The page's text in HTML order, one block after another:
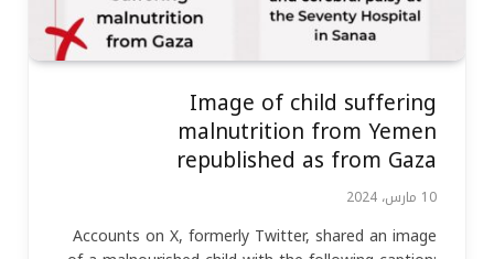
Image of child suffering
malnutrition from Yemen
republished as from Gaza
10 مارس، 2024
Accounts on X, formerly Twitter, shared an image